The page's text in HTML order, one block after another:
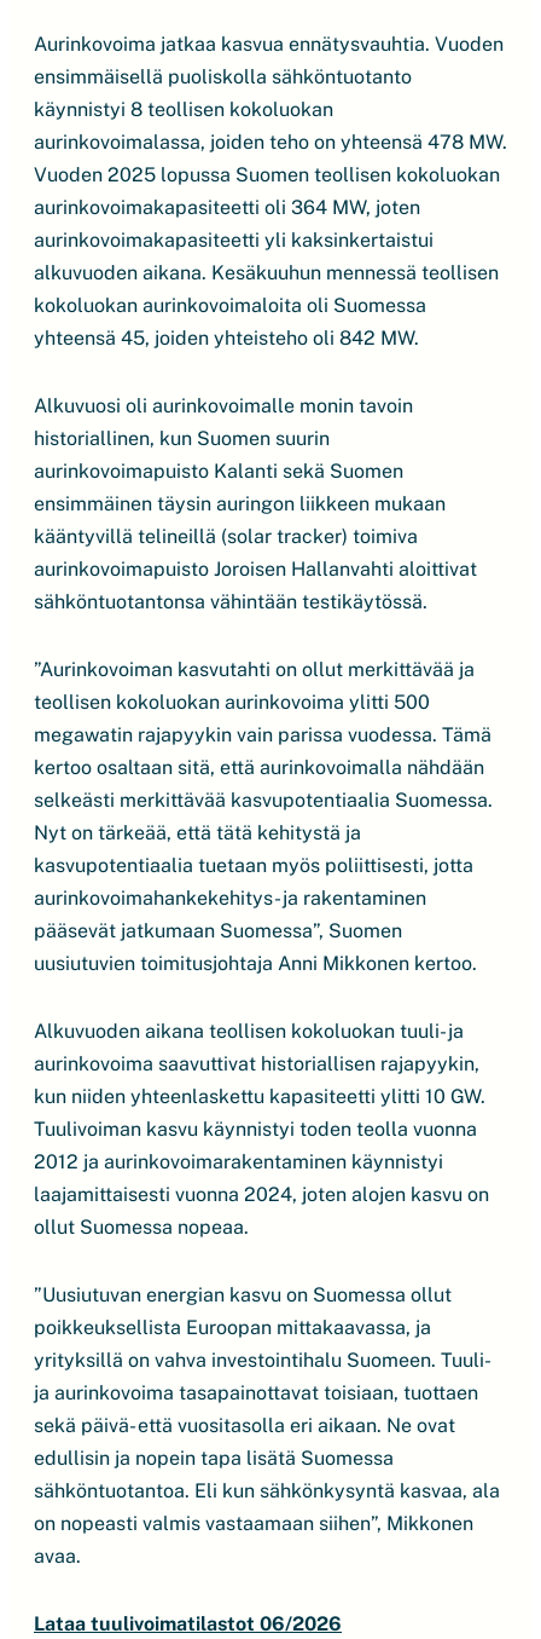
Aurinkovoima jatkaa kasvua ennätysvauhtia. Vuoden
ensimmäisellä puoliskolla sähköntuotanto
käynnistyi 8 teollisen kokoluokan
aurinkovoimalassa, joiden teho on yhteensä 478 MW.
Vuoden 2025 lopussa Suomen teollisen kokoluokan
aurinkovoimakapasiteetti oli 364 MW, joten
aurinkovoimakapasiteetti yli kaksinkertaistui
alkuvuoden aikana. Kesäkuuhun mennessä teollisen
kokoluokan aurinkovoimaloita oli Suomessa
yhteensä 45, joiden yhteisteho oli 842 MW.
Alkuvuosi oli aurinkovoimalle monin tavoin
historiallinen, kun Suomen suurin
aurinkovoimapuisto Kalanti sekä Suomen
ensimmäinen täysin auringon liikkeen mukaan
kääntyvillä telineillä (solar tracker) toimiva
aurinkovoimapuisto Joroisen Hallanvahti aloittivat
sähköntuotantonsa vähintään testikäytössä.
”Aurinkovoiman kasvutahti on ollut merkittävää ja
teollisen kokoluokan aurinkovoima ylitti 500
megawatin rajapyykin vain parissa vuodessa. Tämä
kertoo osaltaan sitä, että aurinkovoimalla nähdään
selkeästi merkittävää kasvupotentiaalia Suomessa.
Nyt on tärkeää, että tätä kehitystä ja
kasvupotentiaalia tuetaan myös poliittisesti, jotta
aurinkovoimahankekehitys- ja rakentaminen
pääsevät jatkumaan Suomessa”, Suomen
uusiutuvien toimitusjohtaja Anni Mikkonen kertoo.
Alkuvuoden aikana teollisen kokoluokan tuuli- ja
aurinkovoima saavuttivat historiallisen rajapyykin,
kun niiden yhteenlaskettu kapasiteetti ylitti 10 GW.
Tuulivoiman kasvu käynnistyi toden teolla vuonna
2012 ja aurinkovoimarakentaminen käynnistyi
laajamittaisesti vuonna 2024, joten alojen kasvu on
ollut Suomessa nopeaa.
”Uusiutuvan energian kasvu on Suomessa ollut
poikkeuksellista Euroopan mittakaavassa, ja
yrityksillä on vahva investointihalu Suomeen. Tuuli-
ja aurinkovoima tasapainottavat toisiaan, tuottaen
sekä päivä- että vuositasolla eri aikaan. Ne ovat
edullisin ja nopein tapa lisätä Suomessa
sähköntuotantoa. Eli kun sähkönkysyntä kasvaa, ala
on nopeasti valmis vastaamaan siihen”, Mikkonen
avaa.
Lataa tuulivoimatilastot 06/2026